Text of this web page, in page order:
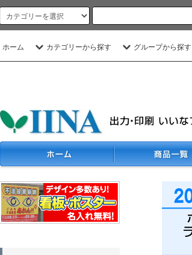
ホーム カテゴリーから探す グループから探す